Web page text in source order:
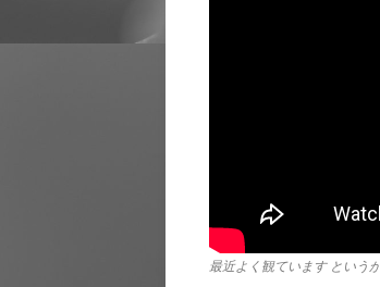
最近よく観ています という